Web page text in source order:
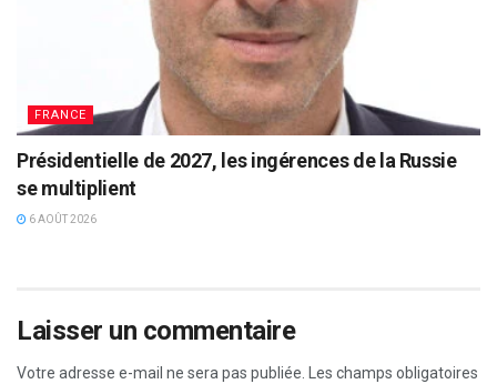
FRANCE
Présidentielle de 2027, les ingérences de la Russie
se multiplient
6 AOÛT 2026
Laisser un commentaire
Votre adresse e-mail ne sera pas publiée. Les champs obligatoires